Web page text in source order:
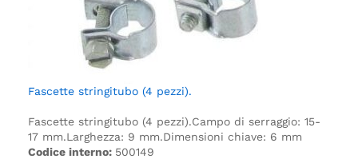
Fascette stringitubo (4 pezzi).
Fascette stringitubo (4 pezzi).Campo di serraggio: 15-
17 mm.Larghezza: 9 mm.Dimensioni chiave: 6 mm
Codice interno: 500149